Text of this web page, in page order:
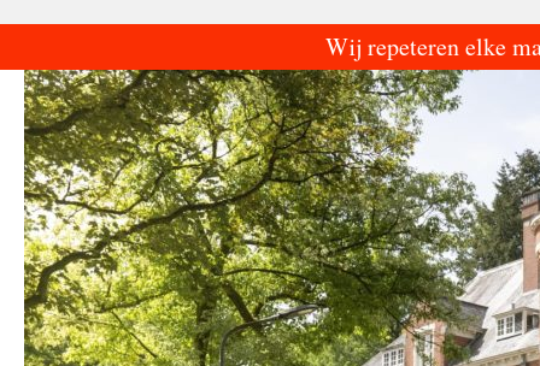
Wij repeteren elke
de
inhoud